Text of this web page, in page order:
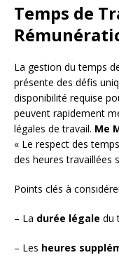
Temps de
La gestion du temps
présente des défis
disponibilité requise
peuvent rapidement
légales de travail. Me
« Le respect des
des heures travaillées
Points clés à
– La durée légale du
– Les heures